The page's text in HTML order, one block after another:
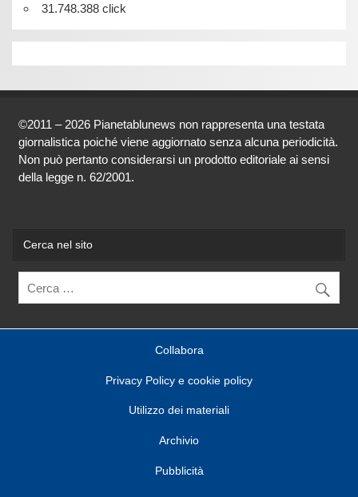
31.748.388 click
©2011 – 2026 Pianetablunews non rappresenta una testata
giornalistica poiché viene aggiornato senza alcuna periodicità.
Non può pertanto considerarsi un prodotto editoriale ai sensi
della legge n. 62/2001.
Cerca nel sito
Collabora
Privacy Policy e cookie policy
Utilizzo dei materiali
Archivio
Pubblicità